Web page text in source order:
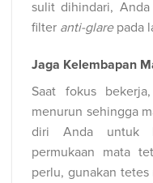
sulit dihindari,
filter anti-glarepada
Jaga Kelembapan
Saat fokus
menurun sehingga
diri Anda untuk
permukaan mata
perlu, gunakan tetes